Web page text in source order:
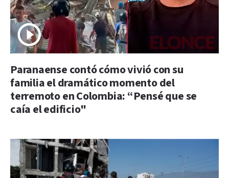
Paranaense contó cómo vivió con su
familia el dramático momento del
terremoto en Colombia: “Pensé que se
caía el edificio"